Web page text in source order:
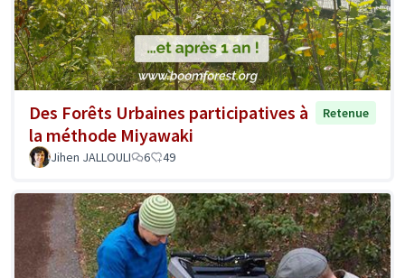
Des Forêts Urbaines participatives à
la méthode Miyawaki
Retenue
Jihen JALLOULI 6 49